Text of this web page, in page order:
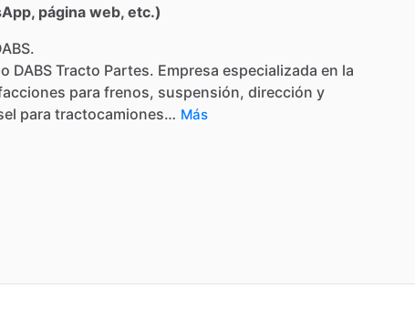
página web, etc.)
DABS Tracto Partes. Empresa especializada en la
para frenos, suspensión, dirección y
para tractocamiones… Más